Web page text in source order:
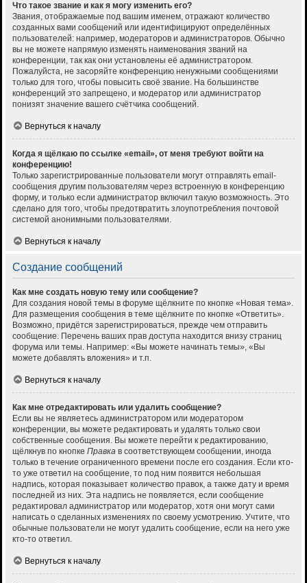
Что такое звание и как я могу изменить его?
Звания, отображаемые под вашим именем, отражают количество
созданных вами сообщений или идентифицируют определённых
пользователей: например, модераторов и администраторов. Обычно
вы не можете напрямую изменять наименования званий на
конференции, так как они установлены её администратором.
Пожалуйста, не засоряйте конференцию ненужными сообщениями
только для того, чтобы повысить своё звание. На большинстве
конференций это запрещено, и модератор или администратор
понизят значение вашего счётчика сообщений.
Вернуться к началу
Когда я щёлкаю по ссылке «email», от меня требуют войти на
конференцию!
Только зарегистрированные пользователи могут отправлять email-
сообщения другим пользователям через встроенную в конференцию
форму, и только если администратор включил такую возможность. Это
сделано для того, чтобы предотвратить злоупотребления почтовой
системой анонимными пользователями.
Вернуться к началу
Создание сообщений
Как мне создать новую тему или сообщение?
Для создания новой темы в форуме щёлкните по кнопке «Новая тема».
Для размещения сообщения в теме щёлкните по кнопке «Ответить».
Возможно, придётся зарегистрироваться, прежде чем отправить
сообщение. Перечень ваших прав доступа находится внизу страниц
форума или темы. Например: «Вы можете начинать темы», «Вы
можете добавлять вложения» и т.п.
Вернуться к началу
Как мне отредактировать или удалить сообщение?
Если вы не являетесь администратором или модератором
конференции, вы можете редактировать и удалять только свои
собственные сообщения. Вы можете перейти к редактированию,
щёлкнув по кнопке Правка в соответствующем сообщении, иногда
только в течение ограниченного времени после его создания. Если кто-
то уже ответил на сообщение, то под ним появится небольшая
надпись, которая показывает количество правок, а также дату и время
последней из них. Эта надпись не появляется, если сообщение
редактировал администратор или модератор, хотя они могут сами
написать о сделанных изменениях по своему усмотрению. Учтите, что
обычные пользователи не могут удалить сообщение, если на него уже
кто-то ответил.
Вернуться к началу